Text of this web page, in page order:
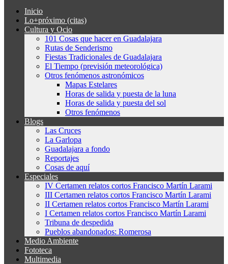
Inicio
Lo+próximo (citas)
Cultura y Ocio
101 Cosas que hacer en Guadalajara
Rutas de Senderismo
Fiestas Tradicionales de Guadalajara
El Tiempo (previsión meteorológica)
Otros fenómenos astronómicos
Mapas Estelares
Horas de salida y puesta de la luna
Horas de salida y puesta del sol
Otros fenómenos
Blogs
Las Cruces
La Garlopa
Guadalajara a fondo
Reportajes
Cosas de aquí
Especiales
IV Certamen relatos cortos Francisco Martín Larami
III Certamen relatos cortos Francisco Martín Larami
II Certamen relatos cortos Francisco Martín Larami
I Certamen relatos cortos Francisco Martín Larami
Tribuna de despedida
Pueblos abandonados: Romerosa
Medio Ambiente
Fototeca
Multimedia